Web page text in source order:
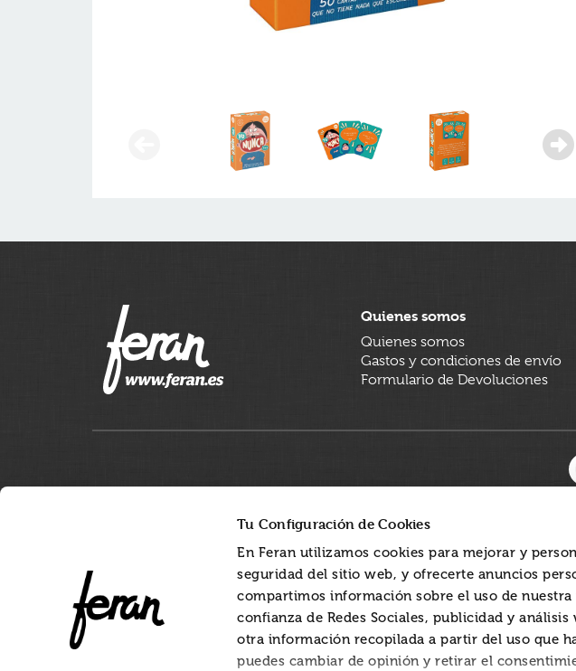
Tu Configuración de Cookies
En Feran utilizamos cookies para mejorar y
seguridad del sitio web, y ofrecerte anuncios
compartimos información sobre el uso de
confianza de Redes Sociales, publicidad y
otra información recopilada a partir del uso que
puedes cambiar de opinión y retirar el
Quienes somos
Quienes somos
Gastos y condiciones de envío
Formulario de Devoluciones